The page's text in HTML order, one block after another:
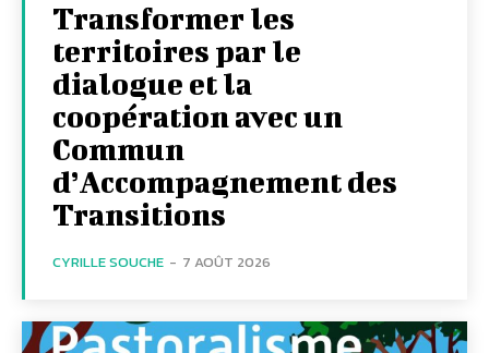
Transformer les
territoires par le
dialogue et la
coopération avec un
Commun
d’Accompagnement des
Transitions
CYRILLE SOUCHE - 7 AOÛT 2026